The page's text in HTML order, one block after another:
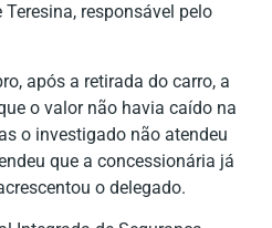
responsável pelo
após a retirada do carro, a
o valor não havia caído na
o investigado não atendeu
que a concessionária já
o delegado.